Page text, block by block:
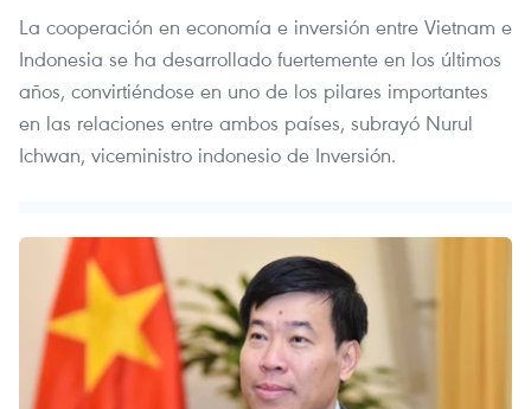
La cooperación en economía e inversión entre Vietnam e
Indonesia se ha desarrollado fuertemente en los últimos
años, convirtiéndose en uno de los pilares importantes
en las relaciones entre ambos países, subrayó Nurul
Ichwan, viceministro indonesio de Inversión.